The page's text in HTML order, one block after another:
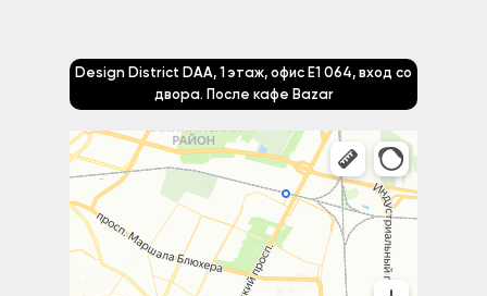
Design District DAA, 1 этаж, офис Е1 064, вход со
двора. После кафе Bazar